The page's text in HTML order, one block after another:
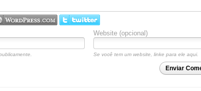
Website (opcional)
Se você tem um website, linke para ele aqui.
Enviar